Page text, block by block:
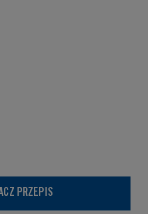
PRZEPIS